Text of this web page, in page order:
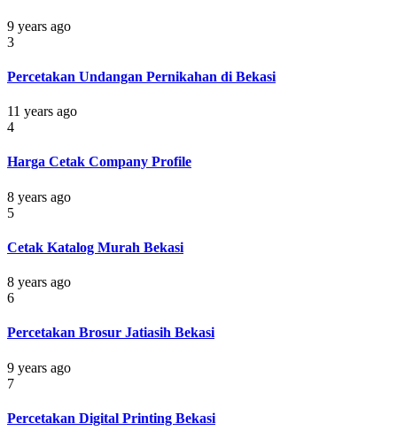
9 years ago
3
Percetakan Undangan Pernikahan di Bekasi
11 years ago
4
Harga Cetak Company Profile
8 years ago
5
Cetak Katalog Murah Bekasi
8 years ago
6
Percetakan Brosur Jatiasih Bekasi
9 years ago
7
Percetakan Digital Printing Bekasi